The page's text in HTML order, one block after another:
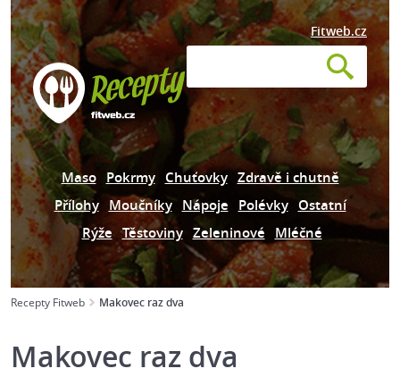
Fitweb.cz
Maso Pokrmy Chuťovky Zdravě i chutně
Přílohy Moučníky Nápoje Polévky Ostatní
Rýže Těstoviny Zeleninové Mléčné
Recepty Fitweb Makovec raz dva
Makovec raz dva